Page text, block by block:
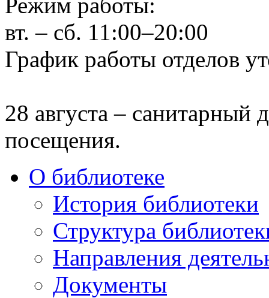
вт. – сб. 11:00–20:00
График работы отделов
28 августа – санитарный
посещения.
О библиотеке
История библиотеки
Структура
Направления
Документы